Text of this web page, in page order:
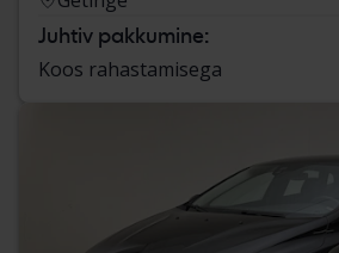
Juhtiv pakkumine:
Koos rahastamisega